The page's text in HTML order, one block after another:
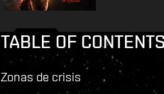
TABLE OF CONTENTS
Zonas de crisis